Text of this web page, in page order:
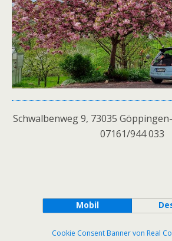
Schwalbenweg 9, 73035
07161/944 033
Mobil
Cookie Consent Banner von Real